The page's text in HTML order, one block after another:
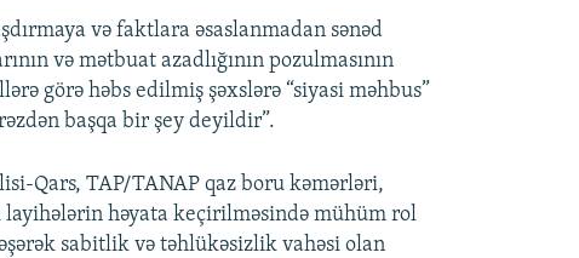
və faktlara əsaslanmadan sənəd
və mətbuat azadlığının pozulmasının
görə həbs edilmiş şəxslərə “siyasi məhbus”
başqa bir şey deyildir”.
Qars, TAP/TANAP qaz boru kəmərləri,
həyata keçirilməsində mühüm rol
sabitlik və təhlükəsizlik vahəsi olan